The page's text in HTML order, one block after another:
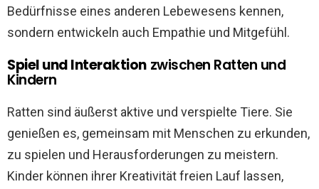
Bedürfnisse eines anderen Lebewesens kennen,
sondern entwickeln auch Empathie und Mitgefühl.
Spiel und Interaktion zwischen Ratten und
Kindern
Ratten sind äußerst aktive und verspielte Tiere. Sie
genießen es, gemeinsam mit Menschen zu erkunden,
zu spielen und Herausforderungen zu meistern.
Kinder können ihrer Kreativität freien Lauf lassen,